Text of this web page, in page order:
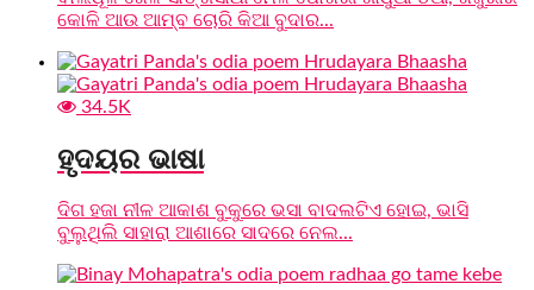
କୋଳି ଆଉ ଆମ୍ବ ଚୋରି କିଆ ବୁଦାର...
34.5K
ହୃଦୟର ଭାଷା
ଦିଗ ହଜା ନୀଳ ଆକାଶ ବୁକୁରେ ଭସା ବାଦଲଟିଏ ହୋଇ, ଭାସି
ବୁଲୁଥିଲି ସାହାରା ଆଶାରେ ସାଦରେ ନେଲ...